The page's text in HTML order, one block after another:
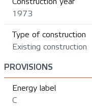
1973
Type of construction
Existing construction
PROVISIONS
Energy label
C